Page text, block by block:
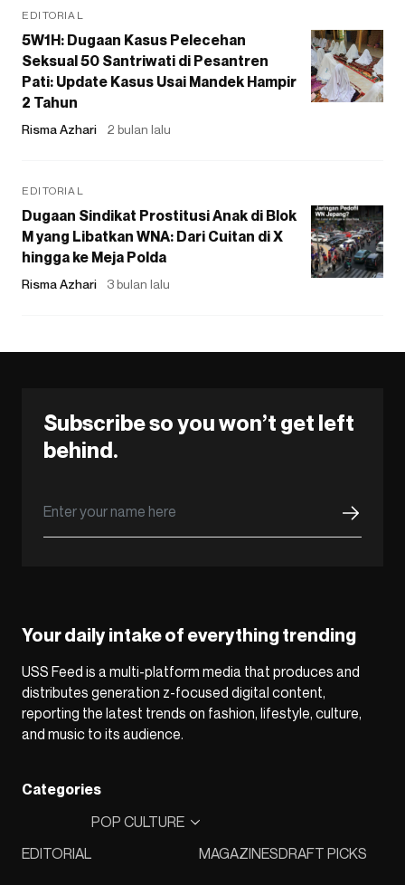
EDITORIAL
5W1H: Dugaan Kasus Pelecehan
Seksual 50 Santriwati di Pesantren
Pati: Update Kasus Usai Mandek Hampir
2 Tahun
Risma Azhari 2 bulan lalu
EDITORIAL
Dugaan Sindikat Prostitusi Anak di Blok
M yang Libatkan WNA: Dari Cuitan di X
hingga ke Meja Polda
Risma Azhari 3 bulan lalu
Subscribe so you won’t get left
behind.
Your daily intake of everything trending
USS Feed is a multi-platform media that produces and
distributes generation z-focused digital content,
reporting the latest trends on fashion, lifestyle, culture,
and music to its audience.
Categories
EDITORIAL
POP CULTURE
MAGAZINESDRAFT PICKS